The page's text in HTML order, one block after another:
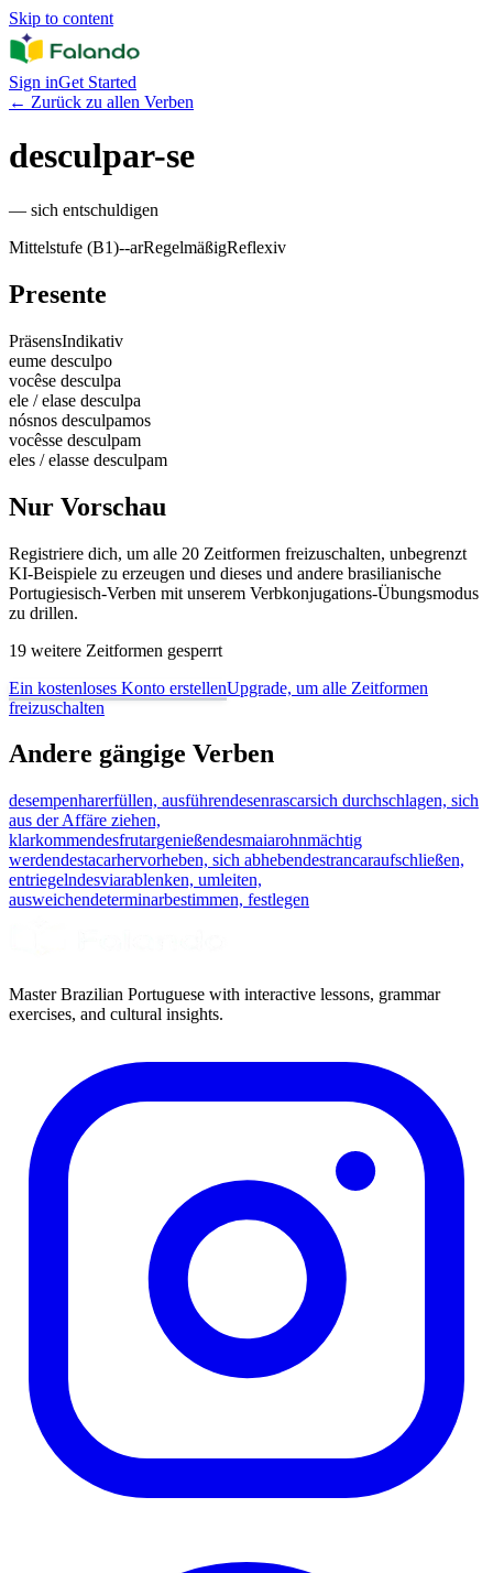
Skip to content
Sign inGet Started
← Zurück zu allen Verben
desculpar-se
— sich entschuldigen
Mittelstufe (B1)--arRegelmäßigReflexiv
Presente
PräsensIndikativ
eume desculpo
vocêse desculpa
ele / elase desculpa
nósnos desculpamos
vocêsse desculpam
eles / elasse desculpam
Nur Vorschau
Registriere dich, um alle 20 Zeitformen freizuschalten, unbegrenzt
KI-Beispiele zu erzeugen und dieses und andere brasilianische
Portugiesisch-Verben mit unserem Verbkonjugations-Übungsmodus
zu drillen.
19 weitere Zeitformen gesperrt
Ein kostenloses Konto erstellenUpgrade, um alle Zeitformen
freizuschalten
Andere gängige Verben
desempenharerfüllen, ausführendesenrascarsich durchschlagen, sich
aus der Affäre ziehen,
klarkommendesfrutargenießendesmaiarohnmächtig
werdendestacarhervorheben, sich abhebendestrancaraufschließen,
entriegelndesviarablenken, umleiten,
ausweichendeterminarbestimmen, festlegen
Master Brazilian Portuguese with interactive lessons, grammar
exercises, and cultural insights.